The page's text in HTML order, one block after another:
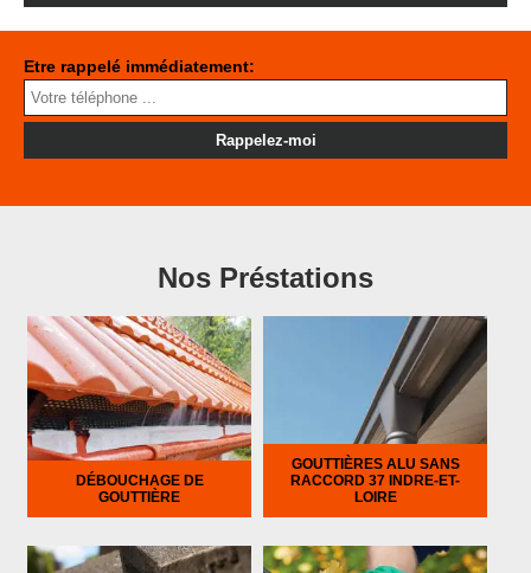
Etre rappelé immédiatement:
Nos Préstations
DÉBOUCHAGE DE
GOUTTIÈRE
GOUTTIÈRES ALU SANS
RACCORD 37 INDRE-ET-
LOIRE